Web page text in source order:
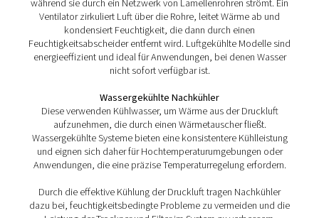
CW 1-17 luftgekühlte Nachkühler
Die wassergekühlten CW 1-17-Nachkühler
Temperaturen von Druckluft oder Gas mit einem
Mantel- und Rohrdesign und gewährleisten so eine
zuverlässige Leistung.